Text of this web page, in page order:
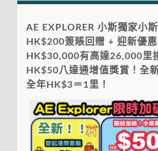
AE EXPLORER 小斯獨家小
HK$200簽賬回贈 + 迎新優
HK$30,000有高達26,000里
HK$50八達通增值獎賞！全
全年HK$3＝1里！